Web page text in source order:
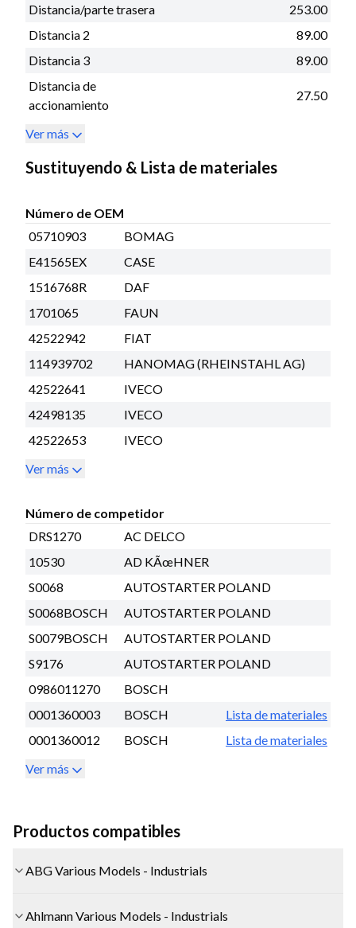
Distancia/parte trasera
253.00
Distancia 2
89.00
Distancia 3
89.00
Distancia de
accionamiento
27.50
Ver más
Sustituyendo & Lista de materiales
Número de OEM
05710903
BOMAG
E41565EX
CASE
1516768R
DAF
1701065
FAUN
42522942
FIAT
114939702
HANOMAG (RHEINSTAHL AG)
42522641
IVECO
42498135
IVECO
42522653
IVECO
Ver más
Número de competidor
DRS1270
AC DELCO
10530
AD KÃœHNER
S0068
AUTOSTARTER POLAND
S0068BOSCH
AUTOSTARTER POLAND
S0079BOSCH
AUTOSTARTER POLAND
S9176
AUTOSTARTER POLAND
0986011270
BOSCH
0001360003
BOSCH
Lista de materiales
0001360012
BOSCH
Lista de materiales
Ver más
Productos compatibles
ABG Various Models - Industrials
Ahlmann Various Models - Industrials